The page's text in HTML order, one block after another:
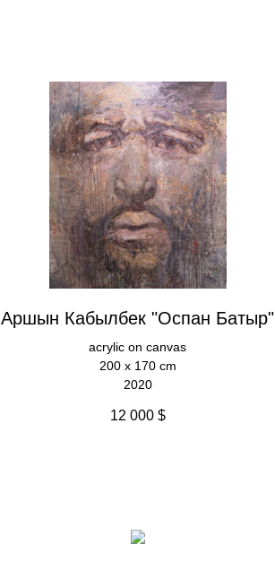
Аршын Кабылбек "Оспан Батыр"
acrylic on canvas
200 x 170 cm
2020
12 000 $